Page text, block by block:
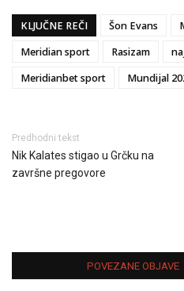
KLJUČNE REČI Šon Evans
Meridian sport
Rasizam
Meridianbet sport
Mundijal
Predhodni tekst
Nik Kalates stigao u Grčku na
završne pregovore
POVEZANE OBJAVE